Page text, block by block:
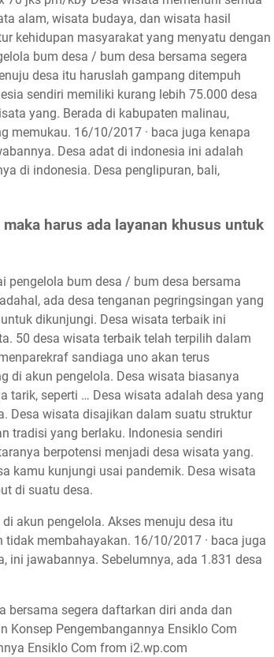
alam, wisata budaya, dan wisata hasil
kehidupan masyarakat yang menyatu dengan
bum desa / bum desa bersama segera
desa itu haruslah gampang ditempuh
sendiri memiliki kurang lebih 75.000 desa
yang. Berada di kabupaten malinau,
memukau. 16/10/2017 · baca juga kenapa
Desa adat di indonesia ini adalah
di indonesia. Desa penglipuran, bali,
harus ada layanan khusus untuk
pengelola bum desa / bum desa bersama
ada desa tenganan pegringsingan yang
dikunjungi. Desa wisata terbaik ini
50 desa wisata terbaik telah terpilih dalam
sandiaga uno akan terus
di akun pengelola. Desa wisata biasanya
tarik, seperti … Desa wisata adalah desa yang
Desa wisata disajikan dalam suatu struktur
tradisi yang berlaku. Indonesia sendiri
berpotensi menjadi desa wisata yang.
kamu kunjungi usai pandemik. Desa wisata
di suatu desa.
akun pengelola. Akses menuju desa itu
membahayakan. 16/10/2017 · baca juga
ini jawabannya. Sebelumnya, ada 1.831 desa
Ensiklo Com from i2.wp.com